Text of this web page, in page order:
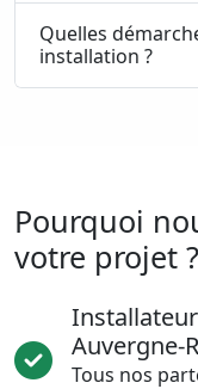
Quelles
installation ?
Pourquoi
votre projet ?
Auvergne-
Tous nos